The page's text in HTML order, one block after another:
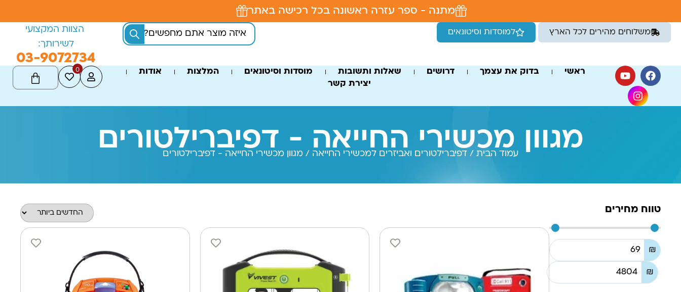
מתנה - ספר עזרה ראשונה בכל רכישה באתר
משלוחים מהירים לכל הארץ למוסדות וסיטונאים
הצוות המקצועי
לשירותך:
03-9072734
ראשי בדוק את עצמך דרושים שאלות ותשובות מוסדות וסיטונאים המלצות
אודות
יצירת קשר
0
מגוון מכשירי החייאה - דפיברילטורים
עמוד הבית / דפיברילטורים ואביזרים למכשירי החייאה / מגוון מכשירי החייאה - דפיברילטורים
טווח מחירים
₪
₪